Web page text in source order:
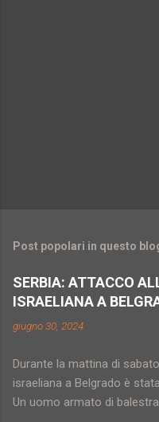
Post popolari in questo
SERBIA: ATTACCO
ISRAELIANA A
giugno 30, 2024
Durante la mattina di
israeliana a Belgrado è
Un uomo armato di